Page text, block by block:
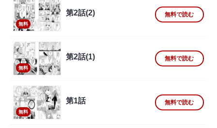
無料
第2話(2) 無料で読む
無料
第2話(1) 無料で読む
無料
第1話 無料で読む